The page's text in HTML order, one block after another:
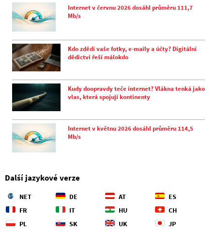
Internet v červnu 2026 dosáhl průměru 111,7
Mb/s
Kdo zdědí vaše fotky, e-maily a účty? Digitální
dědictví řeší málokdo
Kudy doopravdy teče internet? Vlákna tenká jako
vlas, která spojují kontinenty
Internet v květnu 2026 dosáhl průměru 114,5
Mb/s
Další jazykové verze
NET DE AT
ES
FR
IT HU
CH
PL
SK UK JP